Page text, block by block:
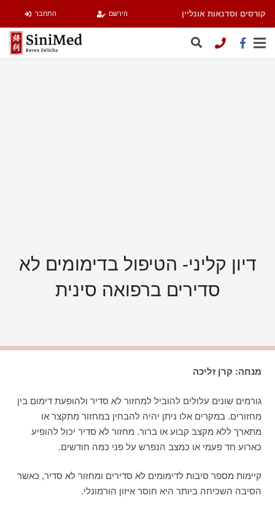
קורסים וסדנאות אונליין הירשם התחבר
דיון קליני- הטיפול בדימומים לא
סדירים ברפואה סינית
מנחה: קרן זליכה
גורמים שונים עלולים להוביל למחזור לא סדיר ולהופעת דימום בין
מחזורים. במקרים אלו ניתן יהיה להבחין במחזור מתקצר או
מתארך ללא מקצב קבוע או ברור. מחזור לא סדיר יכול להופיע
כארוע חד פעמי או כמצב הנפרש על פני כמה חודשים.
קיימות מספר סיבות לדימומים לא סדירים ומחזור לא סדיר, כאשר
הסיבה השכיחה ביותר היא חוסר איזון הורמונלי.